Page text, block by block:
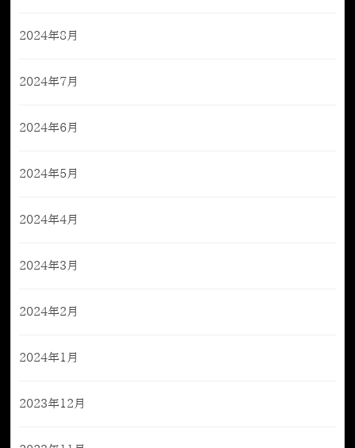
2024年8月
2024年7月
2024年6月
2024年5月
2024年4月
2024年3月
2024年2月
2024年1月
2023年12月